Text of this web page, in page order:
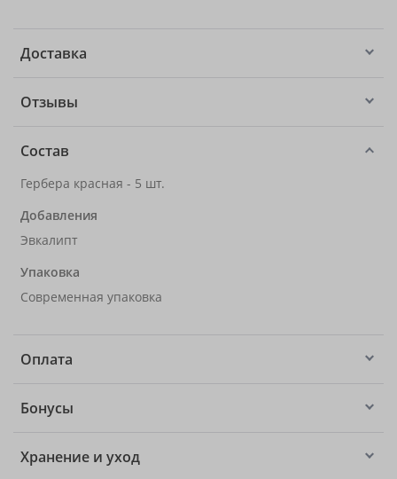
Доставка
Отзывы
Состав
Гербера красная - 5 шт.
Добавления
Эвкалипт
Упаковка
Современная упаковка
Оплата
Бонусы
Хранение и уход